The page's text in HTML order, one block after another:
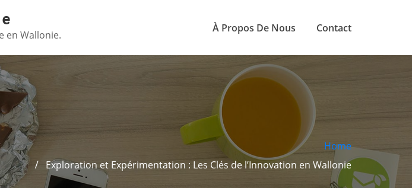
en Wallonie.
À Propos De Nous Contact
Home
Exploration et Expérimentation : Les Clés de l’Innovation en Wallonie